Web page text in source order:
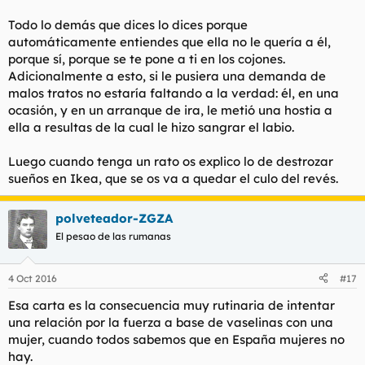
Todo lo demás que dices lo dices porque
automáticamente entiendes que ella no le quería a él,
porque sí, porque se te pone a ti en los cojones.
Adicionalmente a esto, si le pusiera una demanda de
malos tratos no estaría faltando a la verdad: él, en una
ocasión, y en un arranque de ira, le metió una hostia a
ella a resultas de la cual le hizo sangrar el labio.
Luego cuando tenga un rato os explico lo de destrozar
sueños en Ikea, que se os va a quedar el culo del revés.
polveteador-ZGZA
El pesao de las rumanas
4 Oct 2016 #17
Esa carta es la consecuencia muy rutinaria de intentar
una relación por la fuerza a base de vaselinas con una
mujer, cuando todos sabemos que en España mujeres no
hay.